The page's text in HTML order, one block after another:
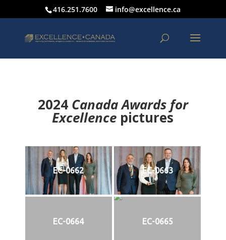
416.251.7600 info@excellence.ca
2024 Canada Awards for
Excellence pictures
EC-0662 EC-0663
EC-0664 EC-0665